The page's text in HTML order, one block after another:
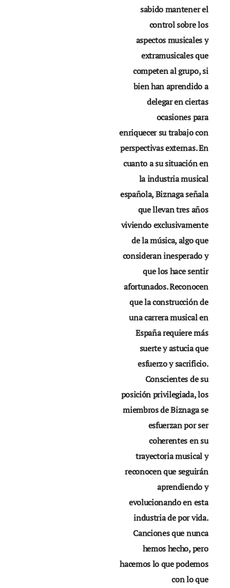
sabido mantener el
control sobre los
aspectos musicales y
extramusicales que
competen al grupo, si
bien han aprendido a
delegar en ciertas
ocasiones para
enriquecer su trabajo con
perspectivas externas. En
cuanto a su situación en
la industria musical
española, Biznaga señala
que llevan tres años
viviendo exclusivamente
de la música, algo que
consideran inesperado y
que los hace sentir
afortunados. Reconocen
que la construcción de
una carrera musical en
España requiere más
suerte y astucia que
esfuerzo y sacrificio.
Conscientes de su
posición privilegiada, los
miembros de Biznaga se
esfuerzan por ser
coherentes en su
trayectoria musical y
reconocen que seguirán
aprendiendo y
evolucionando en esta
industria de por vida.
Canciones que nunca
hemos hecho, pero
hacemos lo que podemos
con lo que